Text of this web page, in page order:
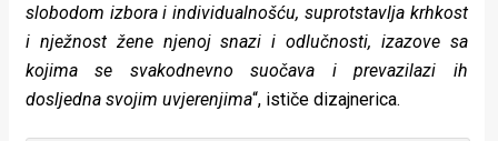
slobodom izbora i individualnošću, suprotstavlja krhkost
i nježnost žene njenoj snazi i odlučnosti, izazove sa
kojima se svakodnevno suočava i prevazilazi ih
dosljedna svojim uvjerenjima“, ističe dizajnerica.